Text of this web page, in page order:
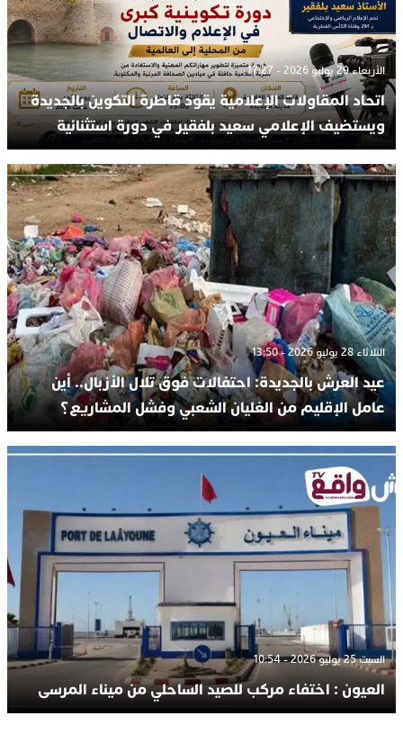
الأربعاء 29 يوليو 2026 - 17:27
اتحاد المقاولات الإعلامية يقود قاطرة التكوين بالجديدة
ويستضيف الإعلامي سعيد بلفقير في دورة استثنائية
الثلاثاء 28 يوليو 2026 - 13:50
عيد العرش بالجديدة: احتفالات فوق تلال الأزبال.. أين
عامل الإقليم من الغليان الشعبي وفشل المشاريع؟
السبت 25 يوليو 2026 - 10:54
العيون : اختفاء مركب للصيد الساحلي من ميناء المرسى